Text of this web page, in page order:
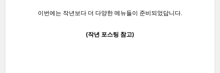
이번에는 작년보다 더 다양한 메뉴들이 준비되었답니다.
(작년 포스팅 참고)